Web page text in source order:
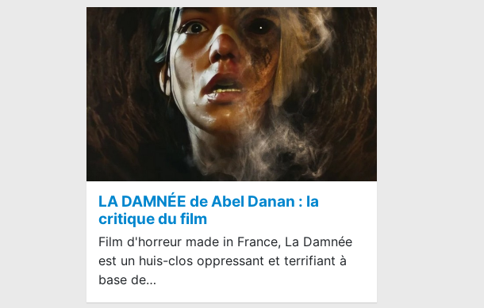
LA DAMNÉE de Abel Danan : la
critique du film
Film d'horreur made in France, La Damnée
est un huis-clos oppressant et terrifiant à
base de…